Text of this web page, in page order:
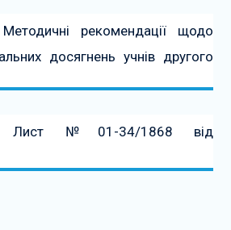
Попередній:
Методичні рекомендації щодо
досягнень учнів другого
Наступний:
Лист №01-34/1868 від